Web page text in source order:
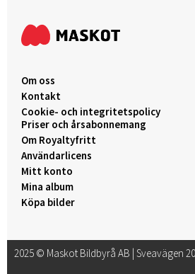
Om oss
Kontakt
Cookie- och integritetspolicy
Priser och årsabonnemang
Om Royaltyfritt
Användarlicens
Mitt konto
Mina album
Köpa bilder
2025 © Maskot Bildbyrå AB | Sveavägen